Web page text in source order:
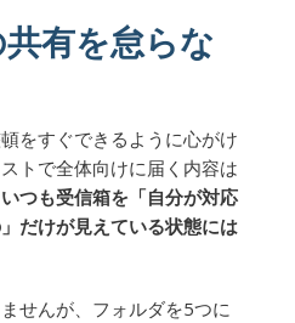
有を怠らな
をすぐできるように心がけ
トで全体向けに届く内容は
いつも受信箱を「自分が対応
だけが見えている状態には
せんが、フォルダを5つに